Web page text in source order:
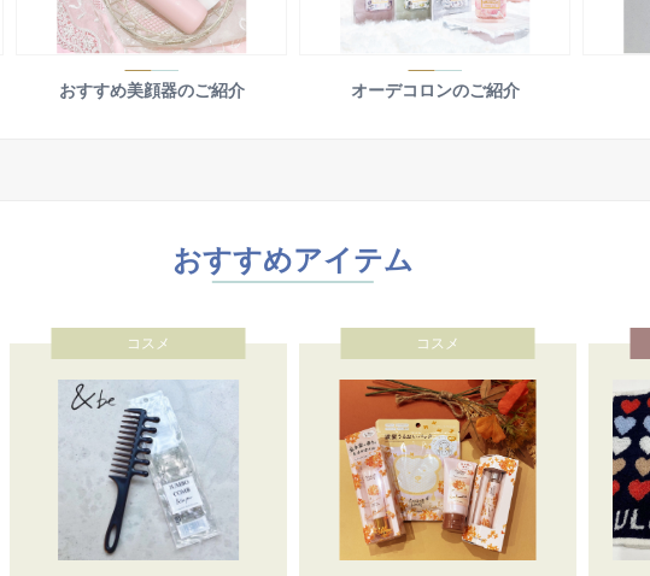
おすすめ美顔器のご紹介 オーデコロンのご紹介
おすすめアイテム
コスメ コスメ